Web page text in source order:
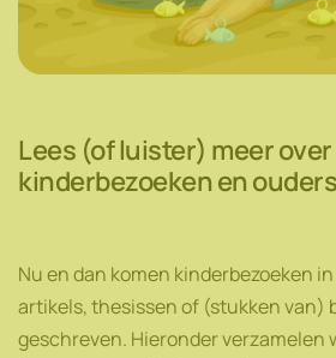
Lees (of luister) meer over
kinderbezoeken en
Nu en dan komen kinderbezoeken
artikels, thesissen of (stukken van)
geschreven. Hieronder verzamelen